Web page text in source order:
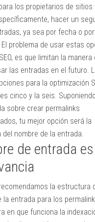
los propietarios de sitios
hacer un
ya sea por fecha o por
problema de usar estas
es que limitan la manera
las entradas en el futuro.
para la optimización
cinco y la seis.
sobre crear permalinks
tu mejor opción será la
nombre de la entrada.
de entrada
la estructura
la entrada para los
en que funciona la